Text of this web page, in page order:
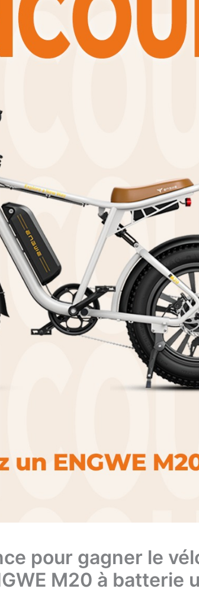
pour gagner le
M20 à batterie